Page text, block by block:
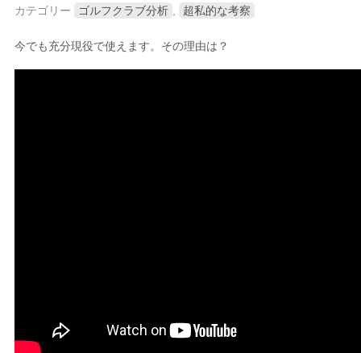
カテゴリー ゴルフクラブ分析 超私的な考察
今でも充分現役で使えます。その理由は？